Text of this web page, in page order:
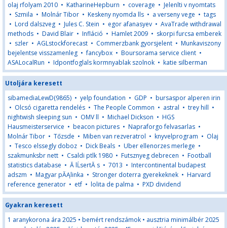
olaj rfolyam 2010 • KatharineHepburn • coverage • Jelenlti v nyomtats
• Szmila • Molnár Tibor • Keskeny nyomda lls • a verseny vege • tags
• Lord dalszveg • Jules C. Stein • egor afanasyev • AvaTrade withdrawal
methods • David Blair • Infláció • Hamlet 2009 • skorpi furcsa emberek
• szler • AGLstockforecast • Commerzbank gyorsjelent • Munkaviszony
bejelentse visszamenleg •fancybox • Boursorama service client •
ASALocalRun • Idpontfoglals kormnyablak szolnok • katie silberman
Utoljára keresett
sibamediaLewD(9865) • yelp foundation • GDP • bursaspor alperen irin
• Olcsó cigaretta rendelés • The People Common • astral • trey hill •
nightwish sleeping sun • OMV ll • Michael Dickson • HGS
Hausmeisterservice • beacon pictures • Napraforgo felvasarlas •
Molnár Tibor • Tőzsde • Miben van rezveratrol • knyvelprogram • Olaj
• Tesco elssegly doboz • Dick Beals • Uber ellenorzes merlege •
szakmunksbr nett • Csaldi ptlk 1980 • Futsznyeg debrecen • Football
statistics database • Ă lĹsertĂ s • 7013 • Intercontinental budapest
adszm • Magyar pĂĄlinka • Stronger doterra gyerekeknek • Harvard
reference generator • etf • lolita de palma • PXD dividend
Gyakran keresett
1 aranykorona ára 2025 • bemért rendszámok • ausztria minimálbér 2025